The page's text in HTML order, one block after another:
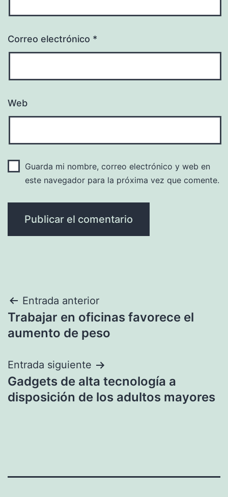
Correo electrónico *
Web
Guarda mi nombre, correo electrónico y web en
este navegador para la próxima vez que comente.
Navegación
de
Entrada anterior
Trabajar en oficinas favorece el
aumento de peso
Entrada siguiente
Gadgets de alta tecnología a
disposición de los adultos mayores